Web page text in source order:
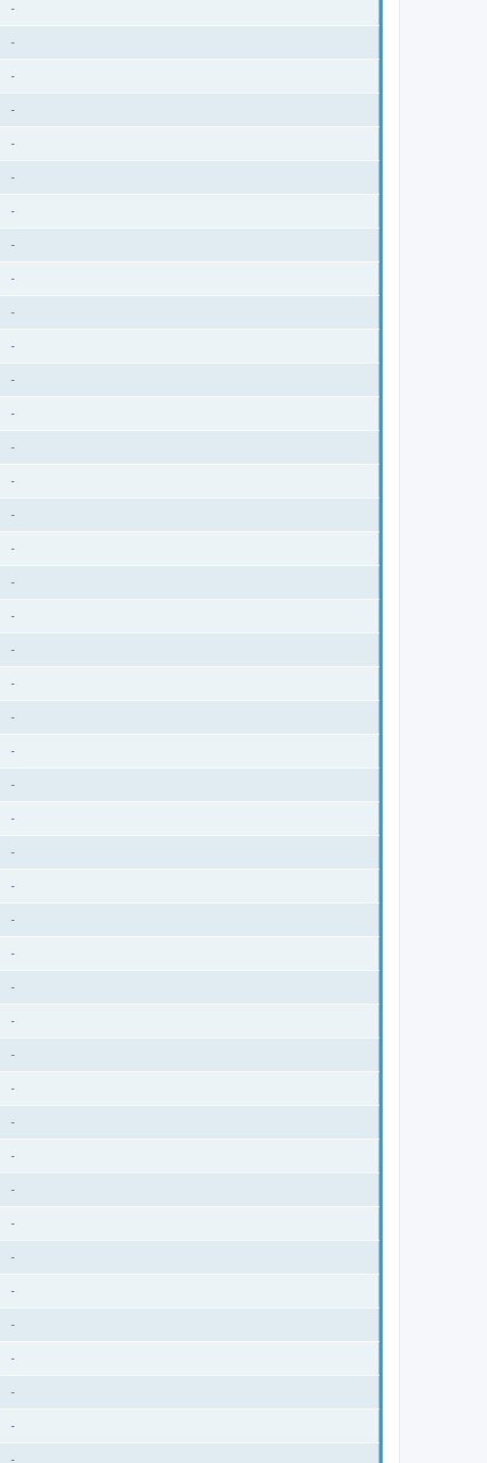
-
-
-
-
-
-
-
-
-
-
-
-
-
-
-
-
-
-
-
-
-
-
-
-
-
-
-
-
-
-
-
-
-
-
-
-
-
-
-
-
-
-
-
-